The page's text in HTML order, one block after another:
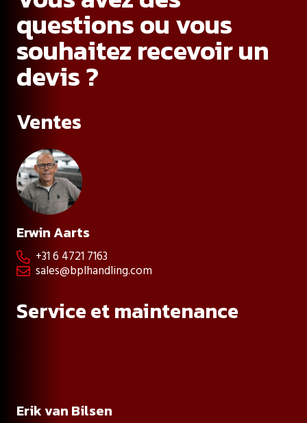
questions ou vous
souhaitez recevoir un
devis ?
Ventes
Erwin Aarts
 +31 6 4721 7163
 sales@bplhandling.com
Service et maintenance
Erik van Bilsen